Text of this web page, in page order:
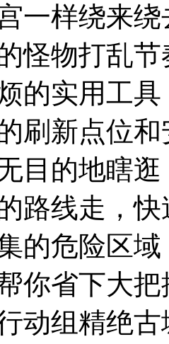
一样绕来
怪物打乱
的实用工
刷新点位
目的地瞎
路线走，
的危险区
你省下大
动组精绝